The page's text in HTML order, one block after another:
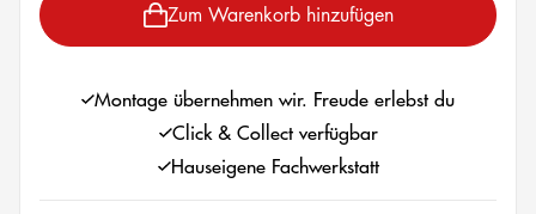
Zum Warenkorb hinzufügen
Montage übernehmen wir. Freude erlebst du
Click & Collect verfügbar
Hauseigene Fachwerkstatt